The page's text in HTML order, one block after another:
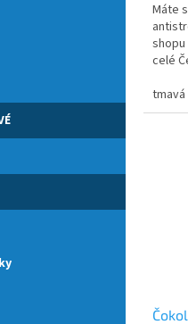
z
5
Máte
celé
tmavá